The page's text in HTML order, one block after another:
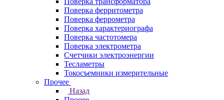
Поверка ферритометра
Поверка феррометра
Поверка характериографа
Поверка частотомера
Поверка электрометра
Счетчики электроэнергии
Тесламетры
Токосъемники измерительные
Прочее
Назад